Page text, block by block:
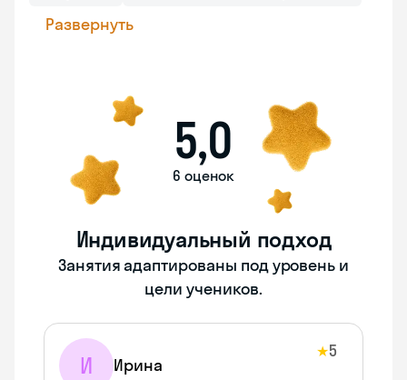
Развернуть
5,0
6 оценок
Индивидуальный подход
Занятия адаптированы под уровень и
цели учеников.
И Ирина
★5